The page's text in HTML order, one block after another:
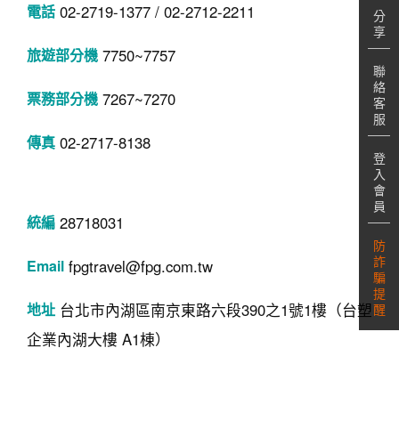
02-2719-1377 / 02-2712-2211
7750~7757
7267~7270
02-2717-8138
28718031
fpgtravel@fpg.com.tw
台北市內湖區南京東路六段390之1號1樓（台塑
企業內湖大樓 A1棟）
分
享
聯
絡
客
服
登
入
會
員
防
詐
騙
提
醒